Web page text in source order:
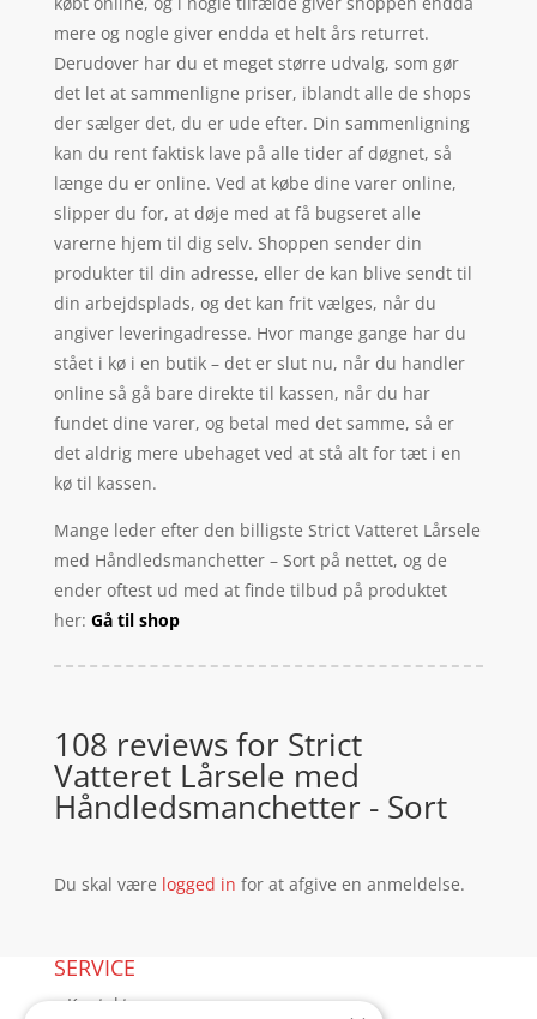
mere og nogle giver endda et helt års returret.
Derudover har du et meget større udvalg, som gør
det let at sammenligne priser, iblandt alle de shops
der sælger det, du er ude efter. Din sammenligning
kan du rent faktisk lave på alle tider af døgnet, så
længe du er online. Ved at købe dine varer online,
slipper du for, at døje med at få bugseret alle
varerne hjem til dig selv. Shoppen sender din
produkter til din adresse, eller de kan blive sendt til
din arbejdsplads, og det kan frit vælges, når du
angiver leveringadresse. Hvor mange gange har du
stået i kø i en butik – det er slut nu, når du handler
online så gå bare direkte til kassen, når du har
fundet dine varer, og betal med det samme, så er
det aldrig mere ubehaget ved at stå alt for tæt i en
kø til kassen.
Mange leder efter den billigste Strict Vatteret Lårsele
med Håndledsmanchetter – Sort på nettet, og de
ender oftest ud med at finde tilbud på produktet
her: Gå til shop
108 reviews for Strict
Vatteret Lårsele med
Håndledsmanchetter - Sort
Du skal være logged in for at afgive en anmeldelse.
SERVICE
▸ Kontakt